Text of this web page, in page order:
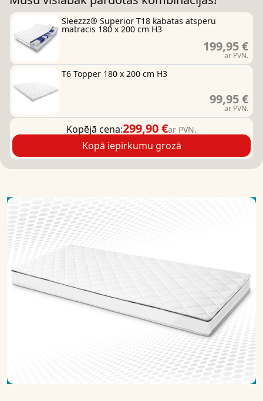
Sleezzz® Superior T18 kabatas atsperu
matracis 180 x 200 cm H3
199,95 €
ar PVN.
T6 Topper 180 x 200 cm H3
99,95 €
ar PVN.
Kopējā cena:299,90 €ar PVN.
Kopā iepirkumu grozā